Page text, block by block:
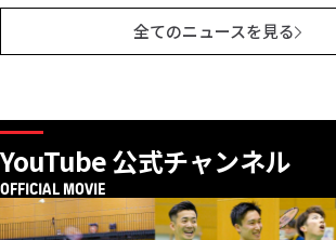
全てのニュースを見る
YouTube 公式チャンネル
OFFICIAL MOVIE